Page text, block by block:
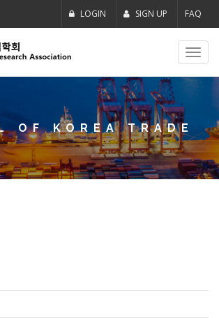
LOGIN SIGN UP FAQ
OF KOREA TRADE